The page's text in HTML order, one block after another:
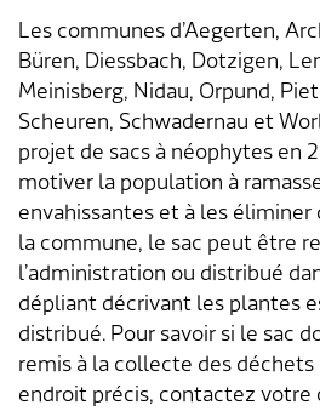
Les communes d’Aegerten,
Büren, Diessbach, Dotzigen,
Meinisberg, Nidau, Orpund,
Scheuren, Schwadernau et
projet de sacs à néophytes en
motiver la population à
envahissantes et à les
la commune, le sac peut être
l’administration ou distribué
dépliant décrivant les plantes
distribué. Pour savoir si le sac
remis à la collecte des déchets
endroit précis, contactez votre
Energie & eau
Déchets
Animaux
Transports & mobilité
Sécurité
A propos de Lengnau
Administration scolaire
Garderie d'enfants
Collaborateurs
Postes vacants
Stage / apprentissage
Réseaux de communes